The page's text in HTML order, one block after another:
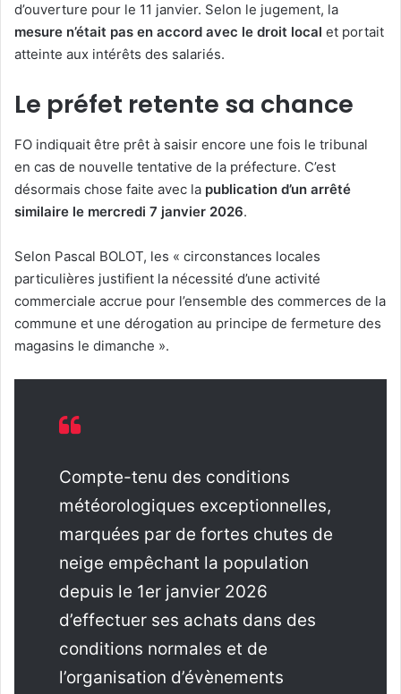
d’ouverture pour le 11 janvier. Selon le jugement, la
mesure n’était pas en accord avec le droit local et portait
atteinte aux intérêts des salariés.
Le préfet retente sa chance
FO indiquait être prêt à saisir encore une fois le tribunal
en cas de nouvelle tentative de la préfecture. C’est
désormais chose faite avec la publication d’un arrêté
similaire le mercredi 7 janvier 2026.
Selon Pascal BOLOT, les « circonstances locales
particulières justifient la nécessité d’une activité
commerciale accrue pour l’ensemble des commerces de la
commune et une dérogation au principe de fermeture des
magasins le dimanche ».
Compte-tenu des conditions
météorologiques exceptionnelles,
marquées par de fortes chutes de
neige empêchant la population
depuis le 1er janvier 2026
d’effectuer ses achats dans des
conditions normales et de
l’organisation d’évènements